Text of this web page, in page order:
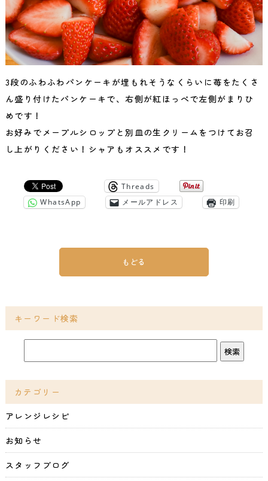
3段のふわふわパンケーキが埋もれそうなくらいに苺をたくさ
ん盛り付けたパンケーキで、右側が紅ほっぺで左側がまりひ
めです！
お好みでメープルシロップと別皿の生クリームをつけてお召
し上がりください！シャアもオススメです！
Threads
WhatsApp
メールアドレス 印刷
もどる
キーワード検索
カテゴリー
アレンジレシピ
お知らせ
スタッフブログ